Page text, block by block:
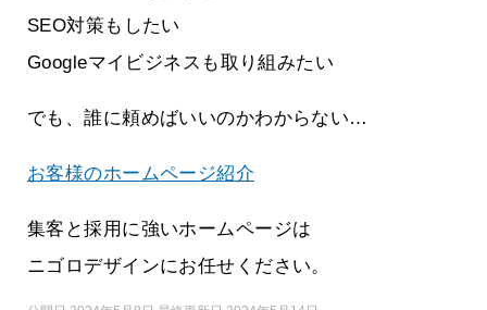
SEO対策もしたい
Googleマイビジネスも取り組みたい
でも、誰に頼めばいいのかわからない…
お客様のホームページ紹介
集客と採用に強いホームページは
ニゴロデザインにお任せください。